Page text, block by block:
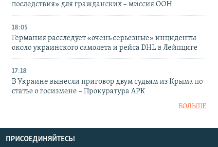
последствия» для гражданских – миссия ООН
18:05
Германия расследует «очень серьезные» инциденты
около украинского самолета и рейса DHL в Лейпциге
17:18
В Украине вынесли приговор двум судьям из Крыма по
статье о госизмене – Прокуратура АРК
БОЛЬШЕ
ПРИСОЕДИНЯЙТЕСЬ!